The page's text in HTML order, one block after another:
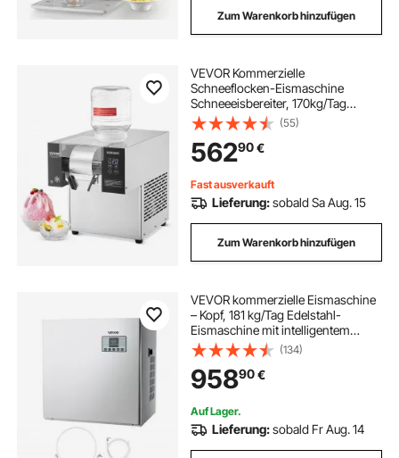
Zum Warenkorb hinzufügen
VEVOR Kommerzielle
Schneeflocken-Eismaschine
Schneeeisbereiter, 170kg/Tag
Schneeflocken-Eismaschine,
Edelstahl-Eisrasierer, elektrischer
Schneekegel-Maker,
Luftkühlsystem für Bäckerei Café
(55)
56290€
Fast ausverkauft
Lieferung:sobald Sa Aug. 15
Zum Warenkorb hinzufügen
VEVOR kommerzielle Eismaschine
– Kopf, 181 kg/Tag Edelstahl-
Eismaschine mit intelligentem
Bedienfeld, Selbstreinigung,
einstellbarer Dicke, ideal für
Restaurant, Bar, Café, Hotel – Nur
Kopf
(134)
95890€
Auf Lager.
Lieferung:sobald Fr Aug. 14